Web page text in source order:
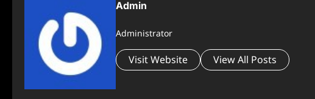
Admin
Administrator
Visit Website View All Posts